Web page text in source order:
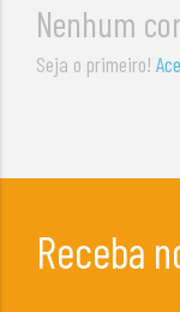
Nenhum
Seja o primeiro!
Receba